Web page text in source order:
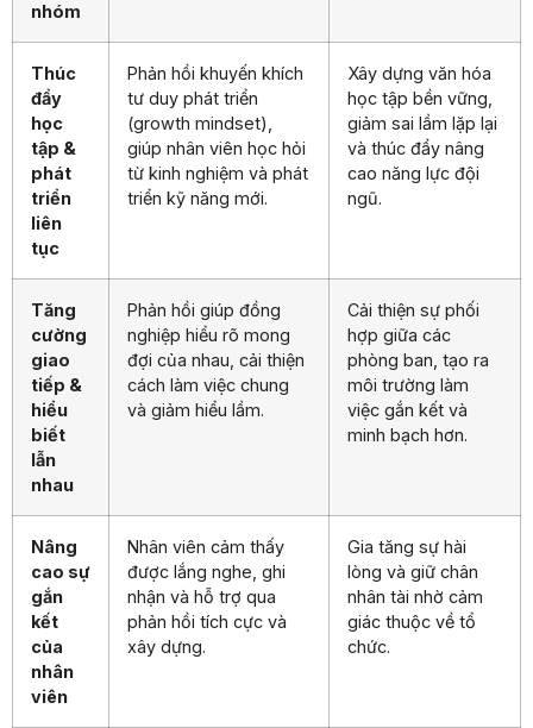
nhóm
Thúc
đẩy
học
tập &
phát
triển
liên
tục
Phản hồi khuyến khích
tư duy phát triển
(growth mindset),
giúp nhân viên học hỏi
từ kinh nghiệm và phát
triển kỹ năng mới.
Xây dựng văn hóa
học tập bền vững,
giảm sai lầm lặp lại
và thúc đẩy nâng
cao năng lực đội
ngũ.
Tăng
cường
giao
tiếp &
hiểu
biết
lẫn
nhau
Phản hồi giúp đồng
nghiệp hiểu rõ mong
đợi của nhau, cải thiện
cách làm việc chung
và giảm hiểu lầm.
Cải thiện sự phối
hợp giữa các
phòng ban, tạo ra
môi trường làm
việc gắn kết và
minh bạch hơn.
Nâng
cao sự
gắn
kết
của
nhân
viên
Nhân viên cảm thấy
được lắng nghe, ghi
nhận và hỗ trợ qua
phản hồi tích cực và
xây dựng.
Gia tăng sự hài
lòng và giữ chân
nhân tài nhờ cảm
giác thuộc về tổ
chức.